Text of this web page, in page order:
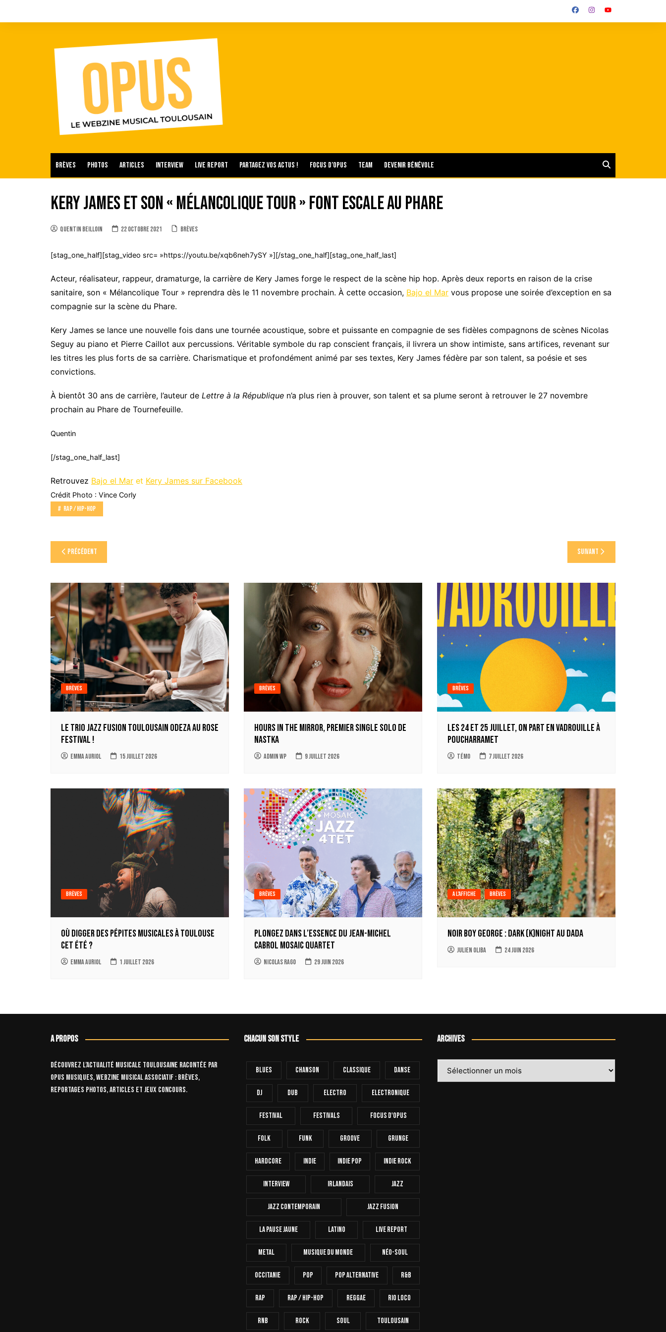
Brèves Photos Articles Interview Live report Partagez vos actus ! Focus d’Opus Team Devenir bénévole
Kery James et son « Mélancolique Tour » font escale au Phare
Quentin Beilloin 22 octobre 2021 Brèves
[stag_one_half][stag_video src= »https://youtu.be/xqb6neh7ySY »][/stag_one_half][stag_one_half_last]
Acteur, réalisateur, rappeur, dramaturge, la carrière de Kery James forge le respect de la scène hip hop. Après deux reports en raison de la crise
sanitaire, son « Mélancolique Tour » reprendra dès le 11 novembre prochain. À cette occasion, Bajo el Mar vous propose une soirée d’exception en sa
compagnie sur la scène du Phare.
Kery James se lance une nouvelle fois dans une tournée acoustique, sobre et puissante en compagnie de ses fidèles compagnons de scènes Nicolas
Seguy au piano et Pierre Caillot aux percussions. Véritable symbole du rap conscient français, il livrera un show intimiste, sans artifices, revenant sur
les titres les plus forts de sa carrière. Charismatique et profondément animé par ses textes, Kery James fédère par son talent, sa poésie et ses
convictions.
À bientôt 30 ans de carrière, l’auteur de Lettre à la République n’a plus rien à prouver, son talent et sa plume seront à retrouver le 27 novembre
prochain au Phare de Tournefeuille.
Quentin
[/stag_one_half_last]
Retrouvez Bajo el Mar et Kery James sur Facebook
Crédit Photo : Vince Corly
Rap / Hip-Hop
Navigation
de
l’article
Précédent Suivant
Brèves
Le trio jazz fusion toulousain ODEZA au Rose
Festival !
Emma Auriol 15 juillet 2026
Brèves
Hours in the mirror, premier single solo de
Nastka
Admin WP 9 juillet 2026
Brèves
Les 24 et 25 juillet, on part en Vadrouille à
Poucharramet
Témo 7 juillet 2026
Brèves
Où digger des pépites musicales à Toulouse
cet été ?
Emma Auriol 1 juillet 2026
Brèves
Plongez dans l’essence du Jean-Michel
Cabrol Mosaic Quartet
Nicolas Rago 29 juin 2026
A l'affiche Brèves
Noir Boy George : Dark (k)Night au Dada
Julien Oliba 24 juin 2026
A propos
Découvrez l’actualité musicale toulousaine racontée par
OPUS Musiques, webzine musical associatif : brèves,
reportages photos, articles et jeux concours.
Chacun son style
Blues Chanson Classique Danse
Dj Dub Electro Electronique
FESTIVAL Festivals Focus D'Opus
Folk Funk Groove Grunge
Hardcore INDIE Indie Pop Indie Rock
Interview Irlandais Jazz
Jazz Contemporain Jazz Fusion
La Pause Jaune Latino Live Report
Metal Musique Du Monde Néo-Soul
Occitanie Pop Pop Alternative R&B
Rap Rap / Hip-Hop Reggae Rio Loco
RnB Rock Soul Toulousain
Archives